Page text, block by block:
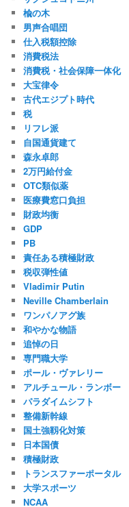
楡の木
男声合唱団
仕入税額控除
消費税法
消費税・社会保障一体化
大宝律令
古代エジプト時代
税
リフレ派
自国通貨建て
森永卓郎
2万円給付金
OTC類似薬
医療費窓口負担
財政均衡
GDP
PB
責任ある積極財政
税収弾性値
Vladimir Putin
Neville Chamberlain
ワンパノアグ族
和やかな物語
追悼の日
専門職大学
ポール・ヴァレリー
アルチュール・ランボー
パラダイムシフト
整備新幹線
国土強靱化対策
日本国債
積極財政
トランスファーポータル
大学スポーツ
NCAA